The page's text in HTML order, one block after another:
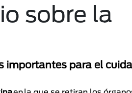
sobre la
importantes para el